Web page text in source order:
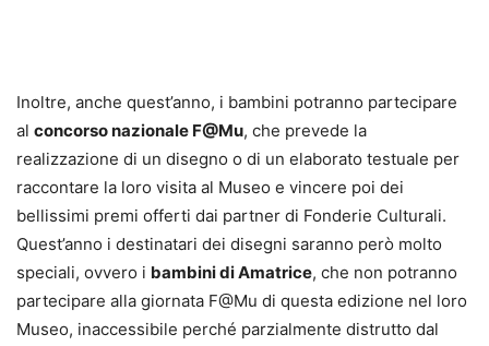
Inoltre, anche quest’anno, i bambini potranno partecipare
al concorso nazionale F@Mu, che prevede la
realizzazione di un disegno o di un elaborato testuale per
raccontare la loro visita al Museo e vincere poi dei
bellissimi premi offerti dai partner di Fonderie Culturali.
Quest’anno i destinatari dei disegni saranno però molto
speciali, ovvero i bambini di Amatrice, che non potranno
partecipare alla giornata F@Mu di questa edizione nel loro
Museo, inaccessibile perché parzialmente distrutto dal